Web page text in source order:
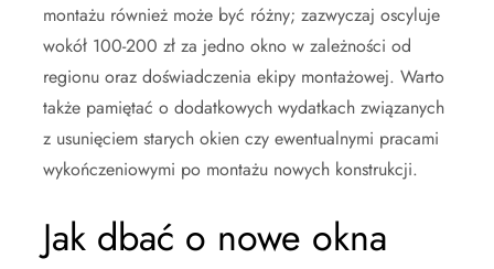
montażu również może być różny; zazwyczaj oscyluje
wokół 100-200 zł za jedno okno w zależności od
regionu oraz doświadczenia ekipy montażowej. Warto
także pamiętać o dodatkowych wydatkach związanych
z usunięciem starych okien czy ewentualnymi pracami
wykończeniowymi po montażu nowych konstrukcji.
Jak dbać o nowe okna